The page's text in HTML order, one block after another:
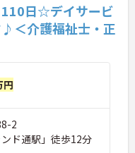
110日☆デイサービ
＜介護福祉士・正
円
2
ド通駅」徒歩12分